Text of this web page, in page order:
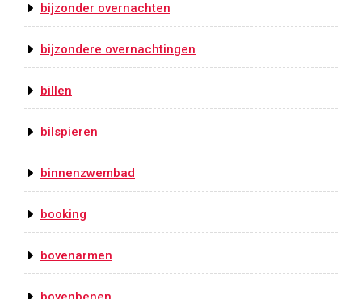
bijzonder overnachten
bijzondere overnachtingen
billen
bilspieren
binnenzwembad
booking
bovenarmen